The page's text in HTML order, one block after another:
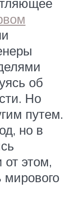
об
Но
путем.
но в
этом,
мирового